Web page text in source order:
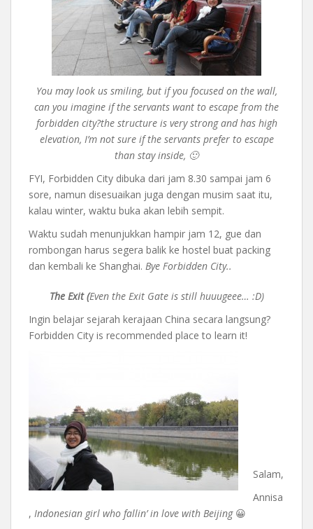
You may look us smiling, but if you focused on the wall,
can you imagine if the servants want to escape from the
forbidden city?the structure is very strong and has high
elevation, I’m not sure if the servants prefer to escape
than stay inside, 🙂
FYI, Forbidden City dibuka dari jam 8.30 sampai jam 6
sore, namun disesuaikan juga dengan musim saat itu,
kalau winter, waktu buka akan lebih sempit.
Waktu sudah menunjukkan hampir jam 12, gue dan
rombongan harus segera balik ke hostel buat packing
dan kembali ke Shanghai. Bye Forbidden City..
The Exit (Even the Exit Gate is still huuugeee… :D)
Ingin belajar sejarah kerajaan China secara langsung?
Forbidden City is recommended place to learn it!
Salam,
Annisa
, Indonesian girl who fallin’ in love with Beijing😀